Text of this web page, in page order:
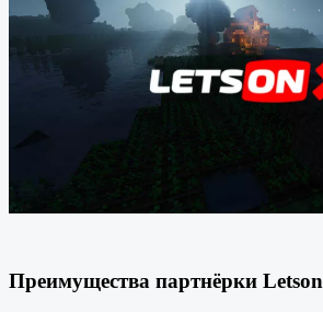
Преимущества партнёрки Letson